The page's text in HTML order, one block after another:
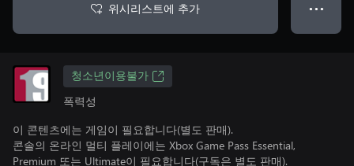
위시리스트에 추가 ● ● ●
청소년이용불가
폭력성
이 콘텐츠에는 게임이 필요합니다(별도 판매).
콘솔의 온라인 멀티 플레이에는 Xbox Game Pass Essential,
Premium 또는 Ultimate이 필요합니다(구독은 별도 판매).